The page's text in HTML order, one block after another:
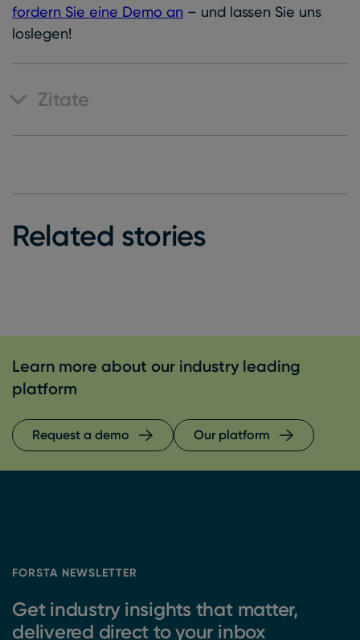
fordern Sie eine Demo an – und lassen Sie uns
loslegen!
Zitate
Related stories
Learn more about our industry leading
platform
Request a demo Our platform
FORSTA NEWSLETTER
Get industry insights that matter,
delivered direct to your inbox